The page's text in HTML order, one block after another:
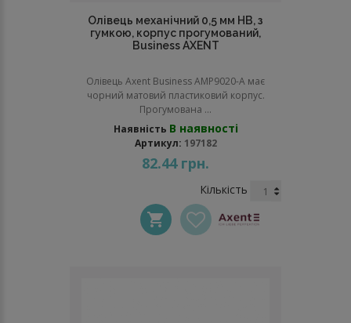
Олівець механічний 0,5 мм НВ, з
гумкою, корпус прогумований,
Business AXENT
Олівець Axent Business AMP9020-A має
чорний матовий пластиковий корпус.
Прогумована ...
Наявність В наявності
Артикул: 197182
82.44 грн.
Кількість